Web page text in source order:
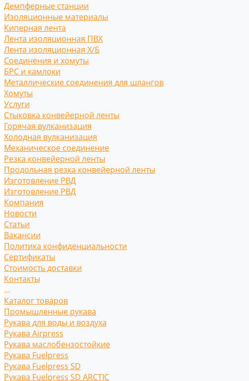
Демпферные станции
Изоляционные материалы
Киперная лента
Лента изоляционная ПВХ
Лента изоляционная Х/Б
Соединения и хомуты
БРС и камлоки
Металлические соединения для шлангов
Хомуты
Услуги
Стыковка конвейерной ленты
Горячая вулканизация
Холодная вулканизация
Механическое соединение
Резка конвейерной ленты
Продольная резка конвейерной ленты
Изготовление РВД
Изготовление РВД
Компания
Новости
Статьи
Вакансии
Политика конфиденциальности
Сертификаты
Стоимость доставки
Контакты
...
Каталог товаров
Промышленные рукава
Рукава для воды и воздуха
Рукава Airpress
Рукава маслобензостойкие
Рукава Fuelpress
Рукава Fuelpress SD
Рукава Fuelpress SD ARCTIC